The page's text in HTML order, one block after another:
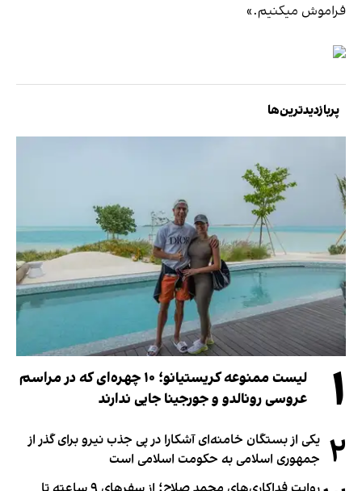
فراموش میکنیم.»
پربازدیدترین‌ها
۱
لیست ممنوعه کریستیانو؛ ۱۰ چهره‌ای که در مراسم
عروسی رونالدو و جورجینا جایی ندارند
۲ یکی از بستگان خامنه‌ای آشکارا در پی جذب نیرو برای گذر از
جمهوری اسلامی به حکومت اسلامی است